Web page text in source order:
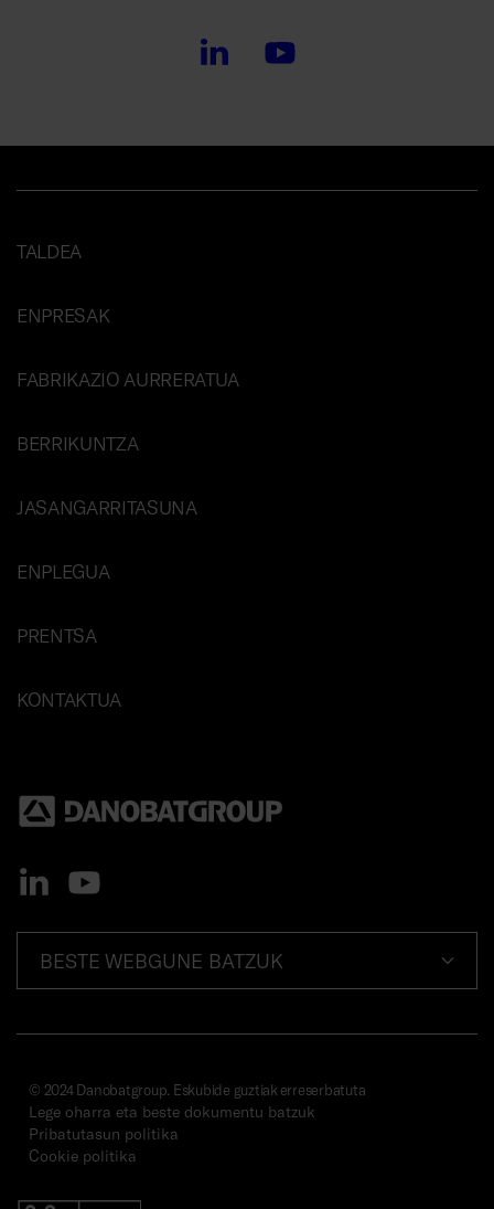
TALDEA
ENPRESAK
FABRIKAZIO AURRERATUA
BERRIKUNTZA
JASANGARRITASUNA
ENPLEGUA
PRENTSA
KONTAKTUA
BESTE WEBGUNE BATZUK
© 2024 Danobatgroup. Eskubide guztiak erreserbatuta
Lege oharra eta beste dokumentu batzuk
Pribatutasun politika
Cookie politika